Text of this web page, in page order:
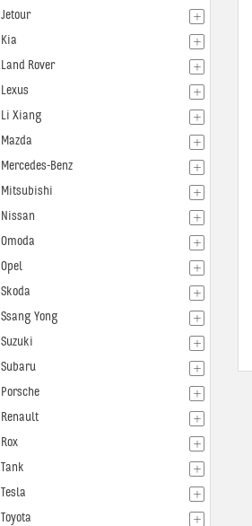
Jetour
Kia
Land Rover
Lexus
Li Xiang
Mazda
Mercedes-Benz
Mitsubishi
Nissan
Omoda
Opel
Skoda
Ssang Yong
Suzuki
Subaru
Porsche
Renault
Rox
Tank
Tesla
Toyota